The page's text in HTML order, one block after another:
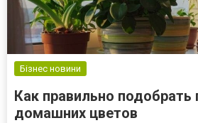
Бізнес новини
Как правильно
домашних цветов